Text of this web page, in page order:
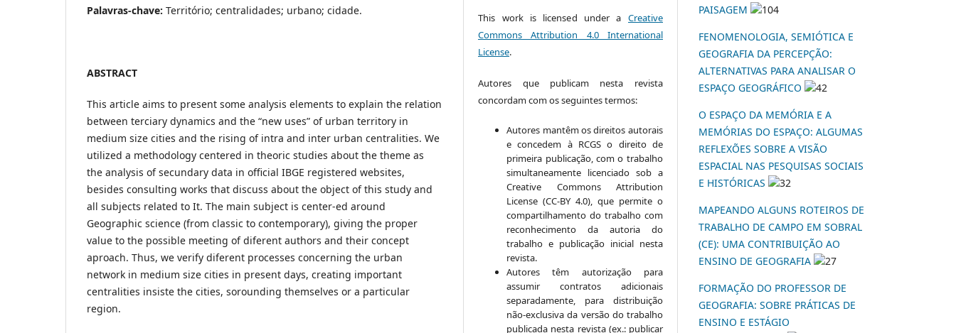
Palavras-chave: Território; centralidades; urbano; cidade.
ABSTRACT
This article aims to present some analysis elements to explain the relation
between terciary dynamics and the “new uses” of urban territory in
medium size cities and the rising of intra and inter urban centralities. We
utilized a methodology centered in theoric studies about the theme as
the analysis of secundary data in official IBGE registered websites,
besides consulting works that discuss about the object of this study and
all subjects related to It. The main subject is center-ed around
Geographic science (from classic to contemporary), giving the proper
value to the possible meeting of diferent authors and their concept
aproach. Thus, we verify diferent processes concerning the urban
network in medium size cities in present days, creating important
centralities insiste the cities, sorounding themselves or a particular
region.
This work is licensed under a Creative
Commons Attribution 4.0 International
License.
Autores que publicam nesta revista
concordam com os seguintes termos:
Autores mantêm os direitos autorais
e concedem à RCGS o direito de
primeira publicação, com o trabalho
simultaneamente licenciado sob a
Creative Commons Attribution
License (CC-BY 4.0), que permite o
compartilhamento do trabalho com
reconhecimento da autoria do
trabalho e publicação inicial nesta
revista.
Autores têm autorização para
assumir contratos adicionais
separadamente, para distribuição
não-exclusiva da versão do trabalho
publicada nesta revista (ex.: publicar
PAISAGEM
104
FENOMENOLOGIA, SEMIÓTICA E
GEOGRAFIA DA PERCEPÇÃO:
ALTERNATIVAS PARA ANALISAR O
ESPAÇO GEOGRÁFICO
42
O ESPAÇO DA MEMÓRIA E A
MEMÓRIAS DO ESPAÇO: ALGUMAS
REFLEXÕES SOBRE A VISÃO
ESPACIAL NAS PESQUISAS SOCIAIS
E HISTÓRICAS
32
MAPEANDO ALGUNS ROTEIROS DE
TRABALHO DE CAMPO EM SOBRAL
(CE): UMA CONTRIBUIÇÃO AO
ENSINO DE GEOGRAFIA
27
FORMAÇÃO DO PROFESSOR DE
GEOGRAFIA: SOBRE PRÁTICAS DE
ENSINO E ESTÁGIO